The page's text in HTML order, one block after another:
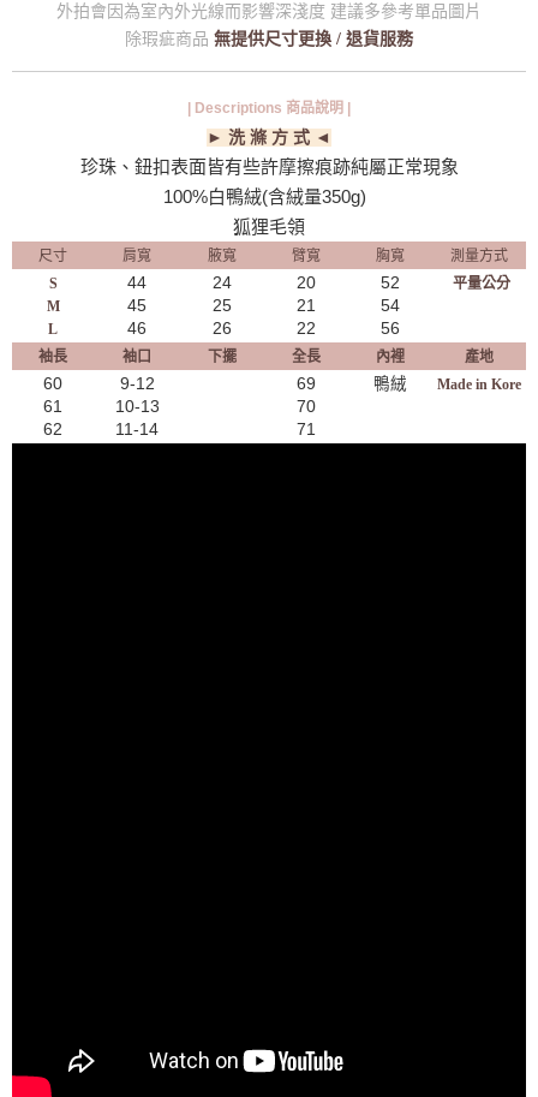
外拍會因為室內外光線而影響深淺度 建議多參考單品圖片
除瑕疵商品 無提供尺寸更換 / 退貨服務
| Descriptions 商品說明 |
► 洗 滌 方 式 ◄
珍珠、鈕扣表面皆有些許摩擦痕跡純屬正常現象
100%白鴨絨(含絨量350g)
狐狸毛領
尺寸 肩寬 腋寬 臂寬 胸寬
測量方式
S
M
L
44
45
46
24
25
26
20
21
22
52
54
56
平量公分
袖長 袖口 下擺 全長 內裡 產地
60
61
62
9-12
10-13
11-14
69
70
71
鴨絨 Made in Kore